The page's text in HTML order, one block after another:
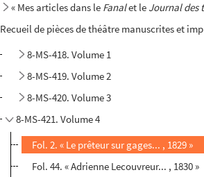
« Mes articles dans le Fanalet le Journal des
Recueil de pièces de théâtre manuscrites et
8-MS-418. Volume 1
8-MS-419. Volume 2
8-MS-420. Volume 3
8-MS-421. Volume 4
Fol. 2. « Le prêteur sur gages... , 1829 »
Fol. 44. « Adrienne Lecouvreur... , 1830 »